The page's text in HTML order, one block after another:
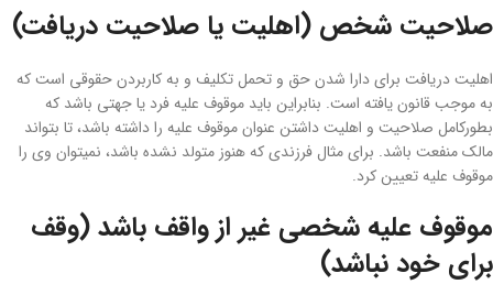
صلاحیت شخص (اهلیت یا صلاحیت دریافت)
اهلیت دریافت برای دارا شدن حق و تحمل تکلیف و به کاربردن حقوقی است که
به موجب قانون یافته است. بنابراین باید موقوف علیه فرد یا جهتی باشد که
بطورکامل صلاحیت و اهلیت داشتن عنوان موقوف علیه را داشته باشد، تا بتواند
مالک منفعت باشد. برای مثال فرزندی که هنوز متولد نشده باشد، نمی­توان وی را
موقوف علیه تعیین کرد.
موقوف علیه شخصی غیر از واقف باشد (وقف
برای خود نباشد)